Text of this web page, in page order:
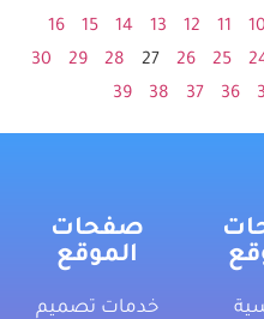
10
11
12
13
14
15
16
25
26
27
28
29
30
36
37
38
39
صفحات
الموقع
خدمات تصميم